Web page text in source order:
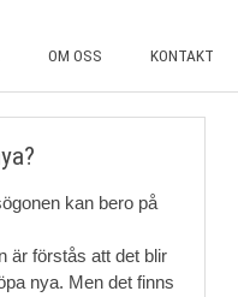
KONTAKT
OM OSS
kan bero på
är förstås att det blir
nya. Men det finns